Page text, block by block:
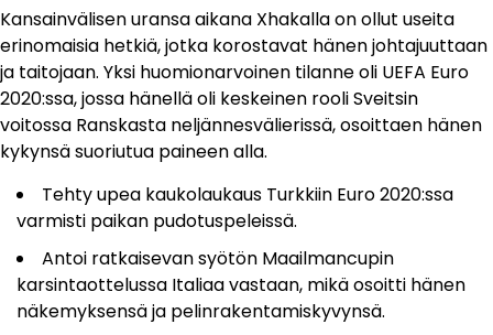
Kansainvälisen uransa aikana Xhakalla on ollut useita
erinomaisia hetkiä, jotka korostavat hänen johtajuuttaan
ja taitojaan. Yksi huomionarvoinen tilanne oli UEFA Euro
2020:ssa, jossa hänellä oli keskeinen rooli Sveitsin
voitossa Ranskasta neljännesvälierissä, osoittaen hänen
kykynsä suoriutua paineen alla.
Tehty upea kaukolaukaus Turkkiin Euro 2020:ssa
varmisti paikan pudotuspeleissä.
Antoi ratkaisevan syötön Maailmancupin
karsintaottelussa Italiaa vastaan, mikä osoitti hänen
näkemyksensä ja pelinrakentamiskyvynsä.